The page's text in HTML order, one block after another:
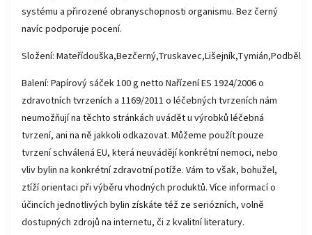
systému a přirozené obranyschopnosti organismu. Bez černý
navíc podporuje pocení.
Složení: Mateřídouška,Bezčerný,Truskavec,Lišejník,Tymián,Podběl
Balení: Papírový sáček 100 g netto Nařízení ES 1924/2006 o
zdravotních tvrzeních a 1169/2011 o léčebných tvrzeních nám
neumožňují na těchto stránkách uvádět u výrobků léčebná
tvrzení, ani na ně jakkoli odkazovat. Můžeme použít pouze
tvrzení schválená EU, která neuvádějí konkrétní nemoci, nebo
vliv bylin na konkrétní zdravotní potíže. Vám to však, bohužel,
ztíží orientaci při výběru vhodných produktů. Více informací o
účincích jednotlivých bylin získáte též ze seriózních, volně
dostupných zdrojů na internetu, či z kvalitní literatury.